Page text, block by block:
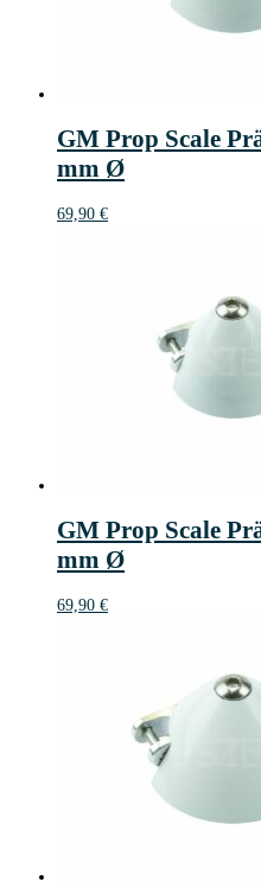
GM Prop Scale
mm Ø
69,90 €
GM Prop Scale
mm Ø
69,90 €